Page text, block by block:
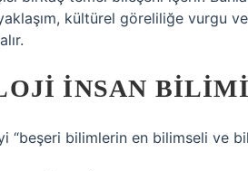
kültürel göreliliğe vurgu
INSAN
bilimlerin en bilimseli ve